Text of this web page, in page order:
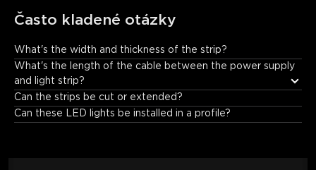
Často kladené otázky
What's the width and thickness of the strip?
The width of this product is 12mm and its thickness is 3mm.
What's the length of the cable between the power supply
and light strip?
Can the strips be cut or extended?
Can these LED lights be installed in a profile?